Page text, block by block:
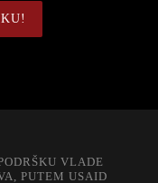
VLADE
PUTEM USAID